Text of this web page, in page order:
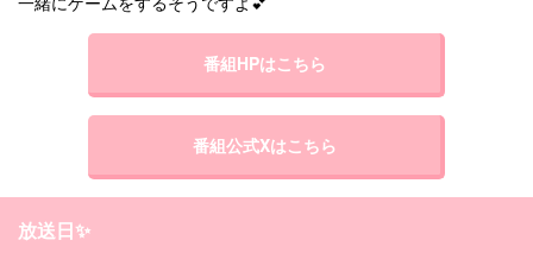
番組HPはこちら
番組公式Xはこちら
放送日✨